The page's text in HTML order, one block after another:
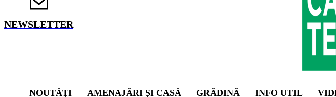
NEWSLETTER
NOUTĂȚI AMENAJĂRI ȘI CASĂ GRĂDINĂ INFO UTIL